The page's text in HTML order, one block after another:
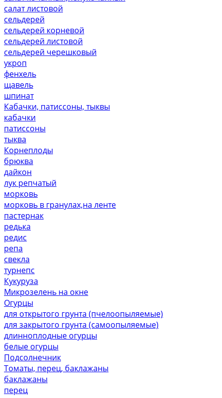
салат листовой
сельдерей
сельдерей корневой
сельдерей листовой
сельдерей черешковый
укроп
фенхель
щавель
шпинат
Кабачки, патиссоны, тыквы
кабачки
патиссоны
тыква
Корнеплоды
брюква
дайкон
лук репчатый
морковь
морковь в гранулах,на ленте
пастернак
редька
редис
репа
свекла
турнепс
Кукуруза
Микрозелень на окне
Огурцы
для открытого грунта (пчелоопыляемые)
для закрытого грунта (самоопыляемые)
длинноплодные огурцы
белые огурцы
Подсолнечник
Томаты, перец, баклажаны
баклажаны
перец